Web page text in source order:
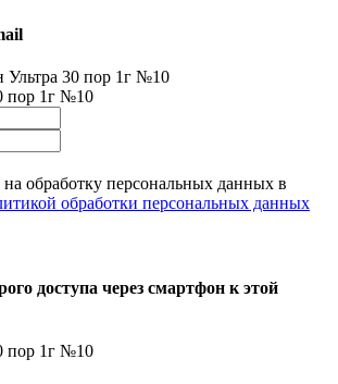
пор 1г №10
на обработку персональных данных в
обработки персональных данных
доступа через смартфон к этой
пор 1г №10